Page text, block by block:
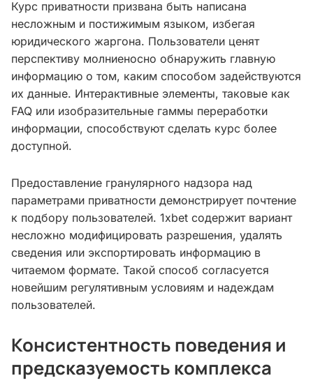
Курс приватности призвана быть написана
несложным и постижимым языком, избегая
юридического жаргона. Пользователи ценят
перспективу молниеносно обнаружить главную
информацию о том, каким способом задействуются
их данные. Интерактивные элементы, таковые как
FAQ или изобразительные гаммы переработки
информации, способствуют сделать курс более
доступной.
Предоставление гранулярного надзора над
параметрами приватности демонстрирует почтение
к подбору пользователей. 1xbet содержит вариант
несложно модифицировать разрешения, удалять
сведения или экспортировать информацию в
читаемом формате. Такой способ согласуется
новейшим регулятивным условиям и надеждам
пользователей.
Консистентность поведения и
предсказуемость комплекса